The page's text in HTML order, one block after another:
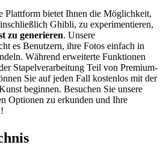
Plattform bietet Ihnen die Möglichkeit,
Ghibli, zu experimentieren,
zu generieren. Unsere
es Benutzern, ihre Fotos einfach in
Während erweiterte Funktionen
Stapelverarbeitung Teil von Premium-
Sie auf jeden Fall kostenlos mit der
beginnen. Besuchen Sie unsere
Optionen zu erkunden und Ihre